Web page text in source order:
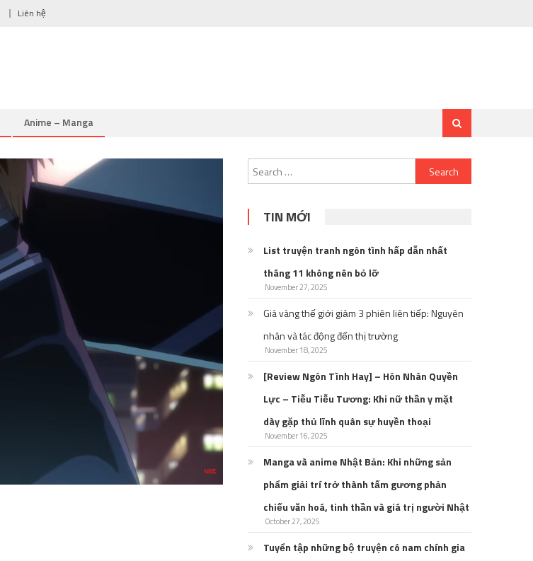
Liên hệ
Anime – Manga
Search
for:
TIN MỚI
List truyện tranh ngôn tình hấp dẫn nhất
tháng 11 không nên bỏ lỡ
November 27, 2025
Giá vàng thế giới giảm 3 phiên liên tiếp: Nguyên
nhân và tác động đến thị trường
November 18, 2025
[Review Ngôn Tình Hay] – Hôn Nhân Quyền
Lực – Tiễu Tiễu Tương: Khi nữ thần y mặt
dày gặp thủ lĩnh quân sự huyền thoại
November 16, 2025
Manga và anime Nhật Bản: Khi những sản
phẩm giải trí trở thành tấm gương phản
chiếu văn hoá, tinh thần và giá trị người Nhật
October 27, 2025
Tuyển tập những bộ truyện có nam chính gia